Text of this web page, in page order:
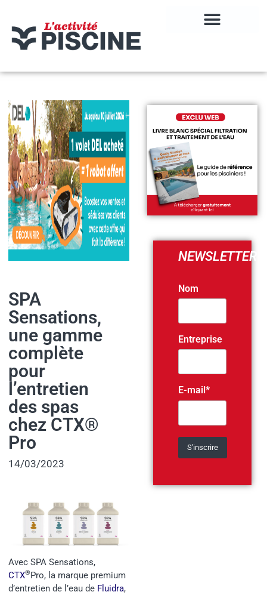
SPA
Sensations,
une gamme
complète
pour
l’entretien
des spas
chez CTX®
Pro
14/03/2023
Avec SPA Sensations,
CTX®Pro, la marque premium
d’entretien de l’eau de Fluidra,
NEWSLETTER
Nom
Entreprise
E-mail*